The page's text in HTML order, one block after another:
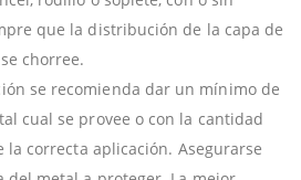
que la distribución de la capa de
chorree.
se recomienda dar un mínimo de
cual se provee o con la cantidad
correcta aplicación. Asegurarse